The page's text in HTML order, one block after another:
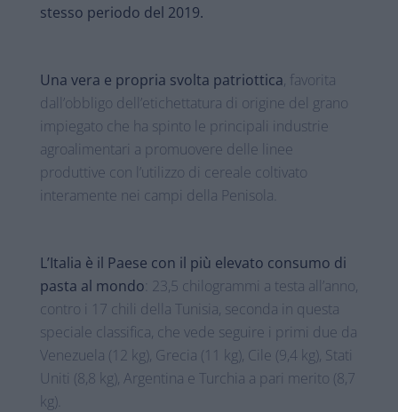
stesso periodo del 2019.
Una vera e propria svolta patriottica, favorita
dall’obbligo dell’etichettatura di origine del grano
impiegato che ha spinto le principali industrie
agroalimentari a promuovere delle linee
produttive con l’utilizzo di cereale coltivato
interamente nei campi della Penisola.
L’Italia è il Paese con il più elevato consumo di
pasta al mondo : 23,5 chilogrammi a testa all’anno,
contro i 17 chili della Tunisia, seconda in questa
speciale classifica, che vede seguire i primi due da
Venezuela (12 kg), Grecia (11 kg), Cile (9,4 kg), Stati
Uniti (8,8 kg), Argentina e Turchia a pari merito (8,7
kg).